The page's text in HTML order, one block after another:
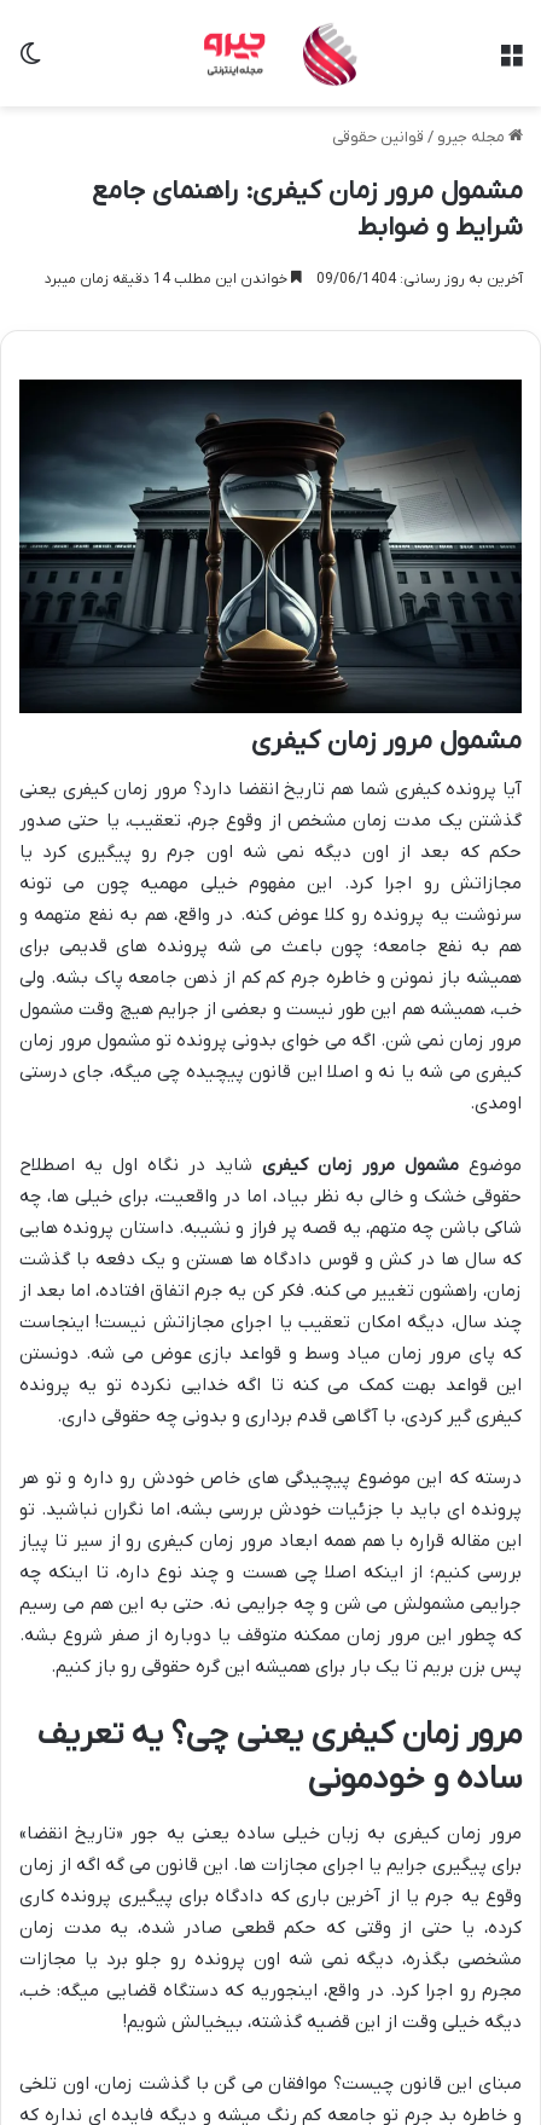
مجله جیرو / قوانین حقوقی
مشمول مرور زمان کیفری: راهنمای جامع
شرایط و ضوابط
آخرین به روز رسانی: 09/06/1404 خواندن این مطلب 14 دقیقه زمان میبرد
مشمول مرور زمان کیفری
آیا پرونده کیفری شما هم تاریخ انقضا دارد؟ مرور زمان کیفری یعنی
گذشتن یک مدت زمان مشخص از وقوع جرم، تعقیب، یا حتی صدور
حکم که بعد از اون دیگه نمی شه اون جرم رو پیگیری کرد یا
مجازاتش رو اجرا کرد. این مفهوم خیلی مهمیه چون می تونه
سرنوشت یه پرونده رو کلا عوض کنه. در واقع، هم به نفع متهمه و
هم به نفع جامعه؛ چون باعث می شه پرونده های قدیمی برای
همیشه باز نمونن و خاطره جرم کم کم از ذهن جامعه پاک بشه. ولی
خب، همیشه هم این طور نیست و بعضی از جرایم هیچ وقت مشمول
مرور زمان نمی شن. اگه می خوای بدونی پرونده تو مشمول مرور زمان
کیفری می شه یا نه و اصلا این قانون پیچیده چی میگه، جای درستی
اومدی.
موضوع مشمول مرور زمان کیفری شاید در نگاه اول یه اصطلاح
حقوقی خشک و خالی به نظر بیاد، اما در واقعیت، برای خیلی ها، چه
شاکی باشن چه متهم، یه قصه پر فراز و نشیبه. داستان پرونده هایی
که سال ها در کش و قوس دادگاه ها هستن و یک دفعه با گذشت
زمان، راهشون تغییر می کنه. فکر کن یه جرم اتفاق افتاده، اما بعد از
چند سال، دیگه امکان تعقیب یا اجرای مجازاتش نیست! اینجاست
که پای مرور زمان میاد وسط و قواعد بازی عوض می شه. دونستن
این قواعد بهت کمک می کنه تا اگه خدایی نکرده تو یه پرونده
کیفری گیر کردی، با آگاهی قدم برداری و بدونی چه حقوقی داری.
درسته که این موضوع پیچیدگی های خاص خودش رو داره و تو هر
پرونده ای باید با جزئیات خودش بررسی بشه، اما نگران نباشید. تو
این مقاله قراره با هم همه ابعاد مرور زمان کیفری رو از سیر تا پیاز
بررسی کنیم؛ از اینکه اصلا چی هست و چند نوع داره، تا اینکه چه
جرایمی مشمولش می شن و چه جرایمی نه. حتی به این هم می رسیم
که چطور این مرور زمان ممکنه متوقف یا دوباره از صفر شروع بشه.
پس بزن بریم تا یک بار برای همیشه این گره حقوقی رو باز کنیم.
مرور زمان کیفری یعنی چی؟ یه تعریف
ساده و خودمونی
مرور زمان کیفری به زبان خیلی ساده یعنی یه جور «تاریخ انقضا»
برای پیگیری جرایم یا اجرای مجازات ها. این قانون می گه اگه از زمان
وقوع یه جرم یا از آخرین باری که دادگاه برای پیگیری پرونده کاری
کرده، یا حتی از وقتی که حکم قطعی صادر شده، یه مدت زمان
مشخصی بگذره، دیگه نمی شه اون پرونده رو جلو برد یا مجازات
مجرم رو اجرا کرد. در واقع، اینجوریه که دستگاه قضایی میگه: خب،
دیگه خیلی وقت از این قضیه گذشته، بیخیالش شویم!
مبنای این قانون چیست؟ موافقان می گن با گذشت زمان، اون تلخی
و خاطره بد جرم تو جامعه کم رنگ میشه و دیگه فایده ای نداره که